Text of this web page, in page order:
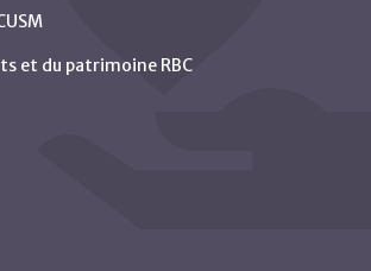
et du patrimoine RBC